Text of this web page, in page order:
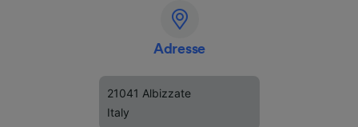
Adresse
21041 Albizzate
Italy